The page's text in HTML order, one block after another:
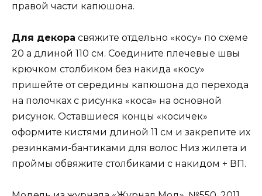
правой части капюшона.
Для декора свяжите отдельно «косу» по схеме
20 а длиной 110 см. Соедините плечевые швы
крючком столбиком без накида «косу»
пришейте от середины капюшона до перехода
на полочках с рисунка «коса» на основной
рисунок. Оставшиеся концы «косичек»
оформите кистями длиной 11 см и закрепите их
резинками-бантиками для волос Низ жилета и
проймы обвяжите столбиками с накидом + ВП.